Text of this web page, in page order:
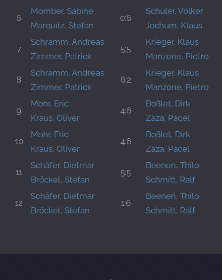
6
Momber, Sabine
Marquitz, Stefan
0:6
Schuler, Volker
Jochum, Klaus
7
Schramm, Andreas
Zimmer, Patrick
5:5
Krieger, Klaus
Manzone, Pietro
8
Schramm, Andreas
Zimmer, Patrick
6:2
Krieger, Klaus
Manzone, Pietro
9
Mohr, Eric
Kraus, Oliver
4:6
Boßlet, Dirk
Zaza, Pacel
10
Mohr, Eric
Kraus, Oliver
4:6
Boßlet, Dirk
Zaza, Pacel
11
Schäfer, Dietmar
Bröckel, Stefan
5:5
Beenen, Thilo
Schmitt, Ralf
12
Schäfer, Dietmar
Bröckel, Stefan
1:6
Beenen, Thilo
Schmitt, Ralf